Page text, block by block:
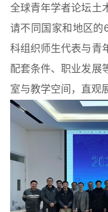
全球青年学者论坛土
请不同国家和地区的
科组织师生代表与青
配套条件、职业发展
室与教学空间，直观